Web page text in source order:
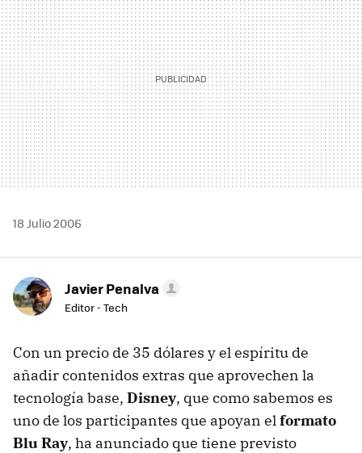
18 Julio 2006
Javier Penalva
Editor - Tech
Con un precio de 35 dólares y el espíritu de
añadir contenidos extras que aprovechen la
tecnología base, Disney, que como sabemos es
uno de los participantes que apoyan elformato
Blu Ray, ha anunciado que tiene previsto